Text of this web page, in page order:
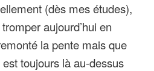
(dès mes études),
aujourd’hui en
la pente mais que
toujours là au-dessus